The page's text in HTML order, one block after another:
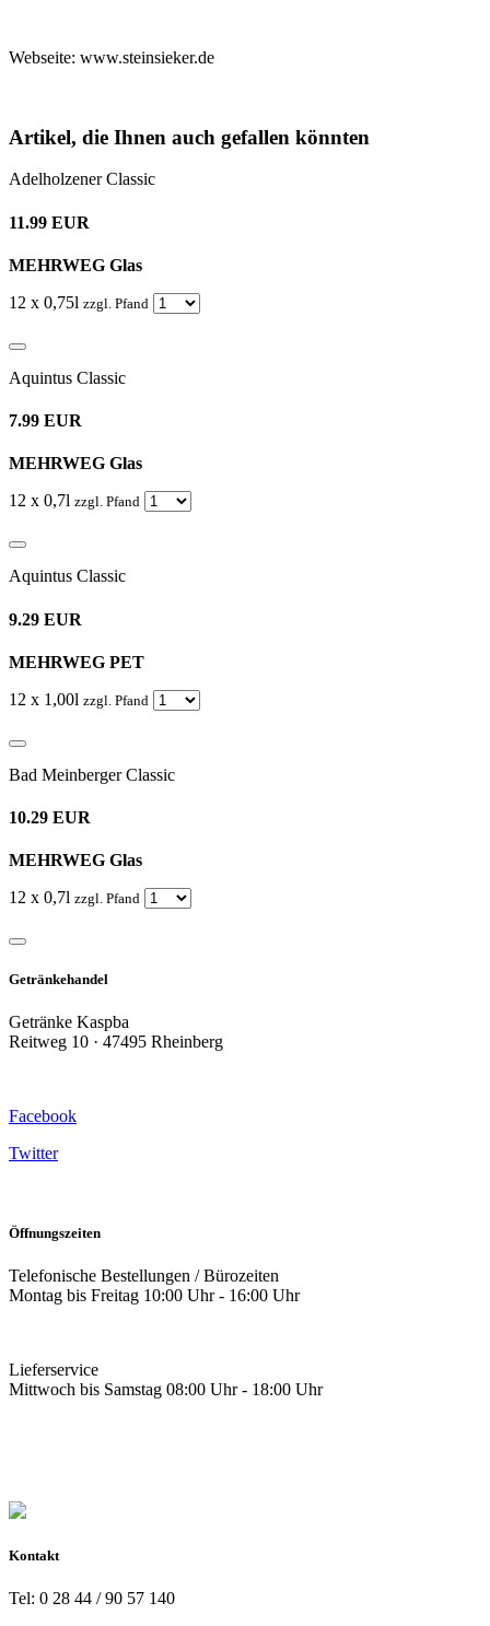
Webseite: www.steinsieker.de
Artikel, die Ihnen auch gefallen könnten
Adelholzener Classic
11.99 EUR
MEHRWEG Glas
12 x 0,75l zzgl. Pfand
Aquintus Classic
7.99 EUR
MEHRWEG Glas
12 x 0,7l zzgl. Pfand
Aquintus Classic
9.29 EUR
MEHRWEG PET
12 x 1,00l zzgl. Pfand
Bad Meinberger Classic
10.29 EUR
MEHRWEG Glas
12 x 0,7l zzgl. Pfand
Getränkehandel
Getränke Kaspba
Reitweg 10 · 47495 Rheinberg
Facebook
Twitter
Öffnungszeiten
Telefonische Bestellungen / Bürozeiten
Montag bis Freitag 10:00 Uhr - 16:00 Uhr
Lieferservice
Mittwoch bis Samstag 08:00 Uhr - 18:00 Uhr
Kontakt
Tel: 0 28 44 / 90 57 140